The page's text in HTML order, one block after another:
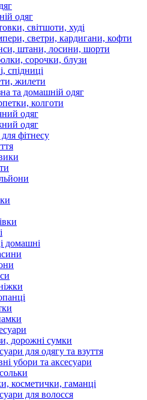
одяг
світшоти, худі
светри, кардигани, кофти
штани, лосини, шорти
сорочки, блузи
спідниці
жилети
та домашній одяг
колготи
одяг
одяг
фітнесу
домашні
дорожні сумки
для одягу та взуття
убори та аксесуари
косметички, гаманці
для волосся